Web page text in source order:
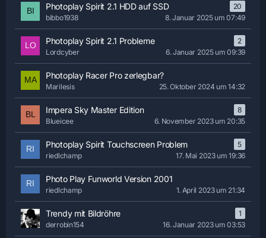
Photoplay Spirit 2.1 HDD auf SSD
20
bibbo1938
8. Januar 2025 um 07:49
Photoplay Spirit 2.1 Probleme
2
Lordcyber
6. Januar 2025 um 09:39
Photoplay Racer Pro zerlegbar?
Marilesis 25. Oktober 2024 um 14:32
Impera Sky Master Edition
8
Blueicee
6. November 2023 um 20:35
Photoplay Spirit Touchscreen Problem
5
riedlchamp
17. Mai 2023 um 19:36
Photo Play Funworld Version 2001
riedlchamp 1. April 2023 um 21:34
Trendy mit Bildröhre
1
derrobin154
16. Januar 2023 um 03:53